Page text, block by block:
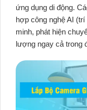
ứng dụng di động.
hợp công nghệ AI
minh, phát hiện
lượng ngay cả trong